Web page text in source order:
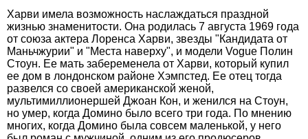
Харви имела возможность наслаждаться праздной
жизнью знаменитости. Она родилась 7 августа 1969 года
от союза актера Лоренса Харви, звезды "Кандидата от
Маньчжурии" и "Места наверху", и модели Vogue Полин
Стоун. Ее мать забеременела от Харви, который купил
ее дом в лондонском районе Хэмпстед. Ее отец тогда
развелся со своей американской женой,
мультимиллионершей Джоан Кон, и женился на Стоун,
но умер, когда Домино было всего три года. По мнению
многих, когда Домино была совсем маленькой, у него